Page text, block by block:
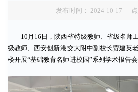
发布时间： 2024-10-17 点
10月16日，陕西省特级教师、省级名师
级教师、西安创新港交大附中副校长贾建英
楼开展“基础教育名师进校园”系列学术报告会